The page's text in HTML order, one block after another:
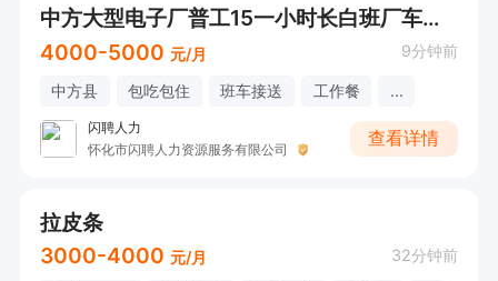
中方大型电子厂普工15一小时长白班厂车接送
4000-5000 元/月 9分钟前
中方县 包吃包住 班车接送 工作餐 ...
闪聘人力
怀化市闪聘人力资源服务有限公司
查看详情
拉皮条
3000-4000 元/月 32分钟前